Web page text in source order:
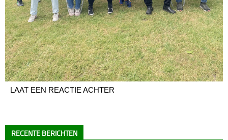
LAAT EEN REACTIE ACHTER
RECENTE BERICHTEN